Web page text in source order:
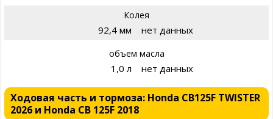
Колея
92,4 мм нет данных
объем масла
1,0 л нет данных
Ходовая часть и тормоза: Honda CB125F TWISTER
2026 и Honda CB 125F 2018